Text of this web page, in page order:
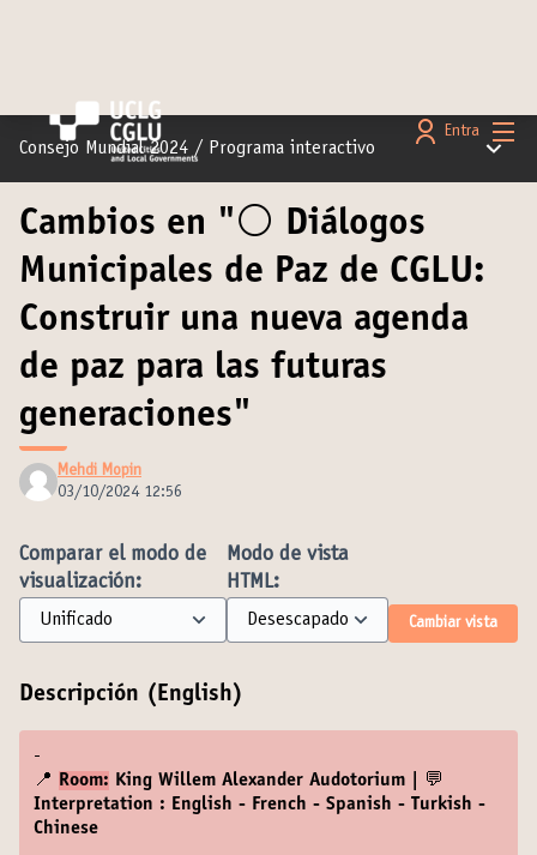
Entra
Consejo Mundial 2024 / Programa interactivo Menú
Cambios en "⚪️ Diálogos
Municipales de Paz de CGLU:
Construir una nueva agenda
de paz para las futuras
generaciones"
Mehdi Mopin
03/10/2024 12:56
Comparar el modo de
visualización:
Modo de vista
HTML:
Cambiar vista
Descripción (English)
-
📍
Room: King Willem Alexander Audotorium | 💬
Interpretation : English - French - Spanish - Turkish -
Chinese